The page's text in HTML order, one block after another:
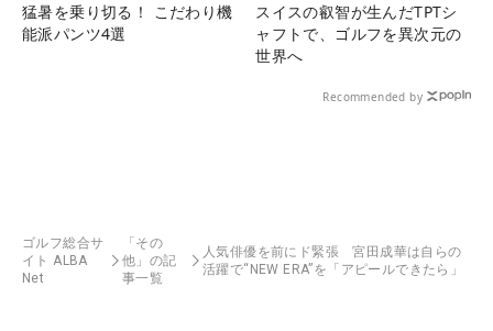
猛暑を乗り切る！ こだわり機
能派パンツ4選
スイスの叡智が生んだTPTシ
ャフトで、ゴルフを異次元の
世界へ
Recommended by
ゴルフ総合サ
イト ALBA
Net
「その
他」の記
事一覧
人気俳優を前にド緊張 宮田成華は自らの
活躍で“NEW ERA”を「アピールできたら」